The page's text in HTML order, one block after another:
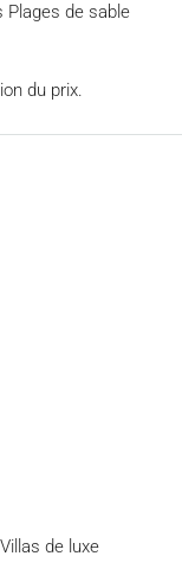
Plages de sable
du prix.
de luxe